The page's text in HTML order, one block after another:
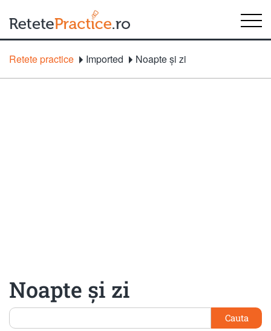
Retete practice Imported Noapte şi zi
Noapte şi zi
Cauta